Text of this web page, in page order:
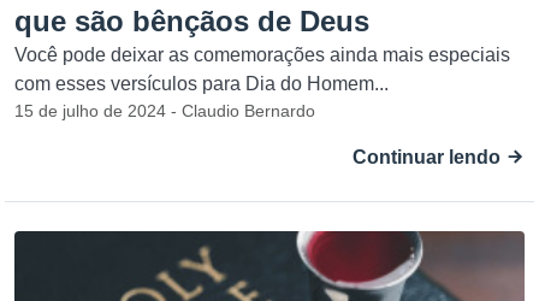
que são bênçãos de Deus
Você pode deixar as comemorações ainda mais especiais
com esses versículos para Dia do Homem...
15 de julho de 2024 - Claudio Bernardo
Continuar lendo